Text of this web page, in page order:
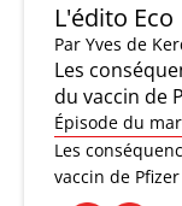
L'édito Eco
Par Yves de
Les
du vaccin de
Épisode du
Les
vaccin de Pfizer